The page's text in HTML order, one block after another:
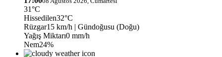
31°C
Hissedilen32°C
Rüzgar15 km/h | Gündoğusu (Doğu)
Yağış Miktarı0 mm/h
Nem24%